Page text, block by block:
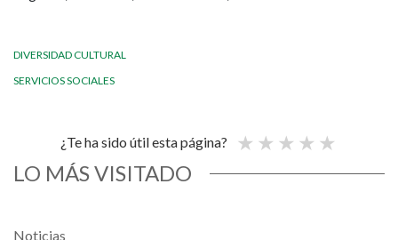
DIVERSIDAD CULTURAL
SERVICIOS SOCIALES
¿Te ha sido útil esta página?
LO MÁS VISITADO
Noticias